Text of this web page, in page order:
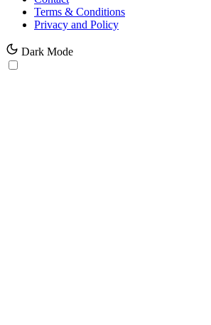
Terms & Conditions
Privacy and Policy
Dark Mode